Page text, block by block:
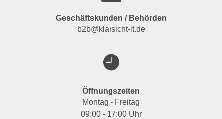
Geschäftskunden / Behörden
b2b@klarsicht-it.de
Öffnungszeiten
Montag - Freitag
09:00 - 17:00 Uhr